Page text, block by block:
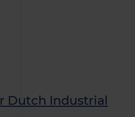
Dutch Industrial